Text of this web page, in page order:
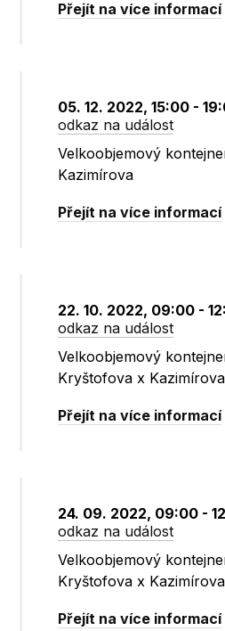
Přejít na více informací
05. 12. 2022, 15:00 -
odkaz na událost
Velkoobjemový
Kazimírova
Přejít na více informací
22. 10. 2022, 09:00 -
odkaz na událost
Velkoobjemový
Kryštofova x Kazimírova
Přejít na více informací
24. 09. 2022, 09:00 -
odkaz na událost
Velkoobjemový
Kryštofova x Kazimírova
Přejít na více informací